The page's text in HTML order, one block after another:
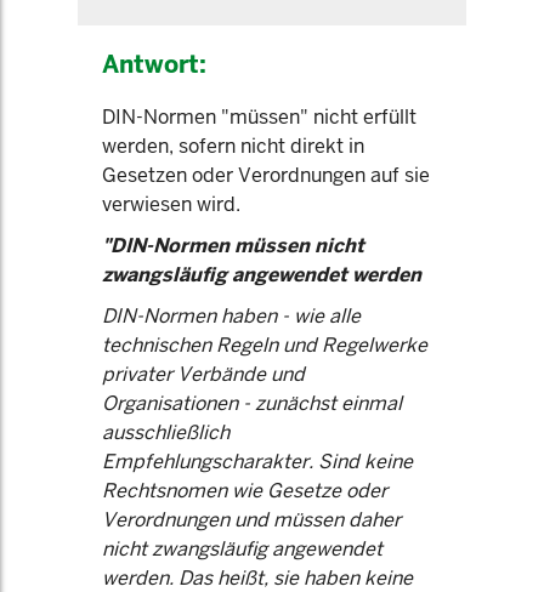
Antwort:
DIN-Normen "müssen" nicht erfüllt
werden, sofern nicht direkt in
Gesetzen oder Verordnungen auf sie
verwiesen wird.
"DIN-Normen müssen nicht
zwangsläufig angewendet werden
DIN-Normen haben - wie alle
technischen Regeln und Regelwerke
privater Verbände und
Organisationen - zunächst einmal
ausschließlich
Empfehlungscharakter. Sind keine
Rechtsnomen wie Gesetze oder
Verordnungen und müssen daher
nicht zwangsläufig angewendet
werden. Das heißt, sie haben keine